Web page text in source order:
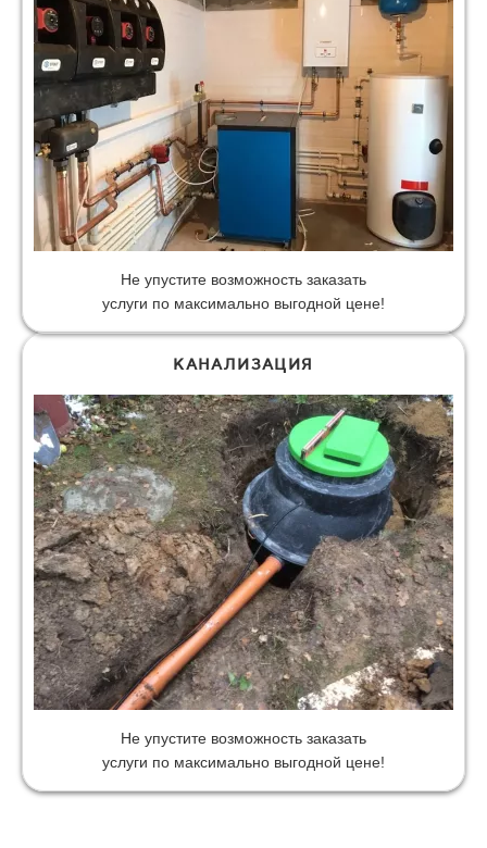
Не упустите возможность заказать
услуги по максимально выгодной цене!
КАНАЛИЗАЦИЯ
Не упустите возможность заказать
услуги по максимально выгодной цене!